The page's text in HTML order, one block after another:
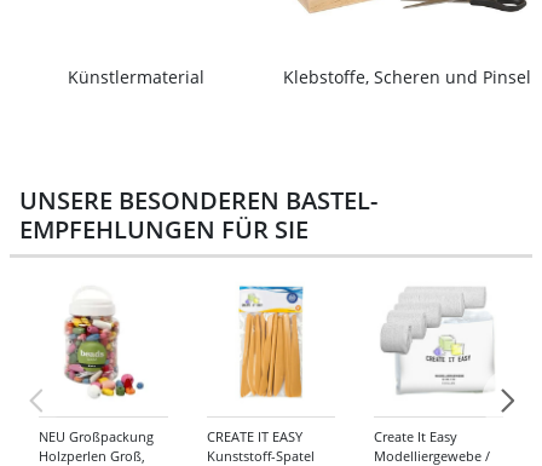
Künstlermaterial Klebstoffe, Scheren und Pinsel
UNSERE BESONDEREN BASTEL-
EMPFEHLUNGEN FÜR SIE
NEU Großpackung
Holzperlen Groß,
CREATE IT EASY
Kunststoff-Spatel
Create It Easy
Modelliergewebe /